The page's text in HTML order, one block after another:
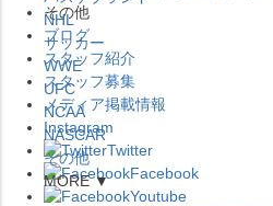
その他
ブログ
スタッフ紹介
スタッフ募集
メディア掲載情報
Instagram
Twitter
Facebook
Youtube
NHL
サッカー
WWE
UFC
NCAA
NASCAR
その他
MORE ▼